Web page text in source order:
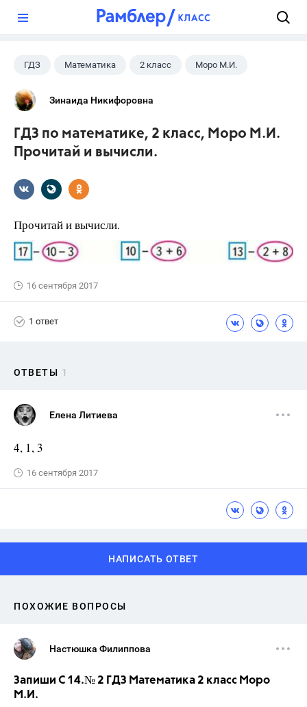
ГДЗ Математика 2 класс Моро М.И.
Зинаида Никифоровна
ГДЗ по математике, 2 класс, Моро М.И.
Прочитай и вычисли.
Прочитай и вычисли.
16 сентября 2017
1 ответ
ОТВЕТЫ 1
Елена Литиева
4, 1, 3
16 сентября 2017
НАПИСАТЬ ОТВЕТ
ПОХОЖИЕ ВОПРОСЫ
Настюшка Филиппова
Запиши С 14.№ 2 ГДЗ Математика 2 класс Моро
М.И.